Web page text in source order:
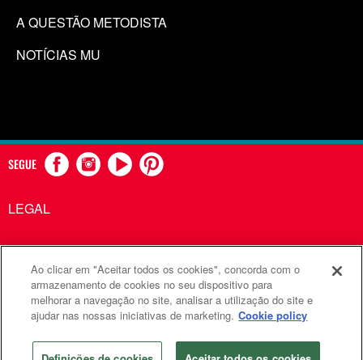
A QUESTÃO METODISTA
NOTÍCIAS MU
SEGUE
LEGAL
Comunicações Metodistas Unidas é uma agência da Igreja
Metodista Unida
©2026 Comunicações Metodistas Unidas. Todos os direitos
reservados
Ao clicar em "Aceitar todos os cookies", concorda com o
armazenamento de cookies no seu dispositivo para
melhorar a navegação no site, analisar a utilização do site e
ajudar nas nossas iniciativas de marketing. Cookie policy